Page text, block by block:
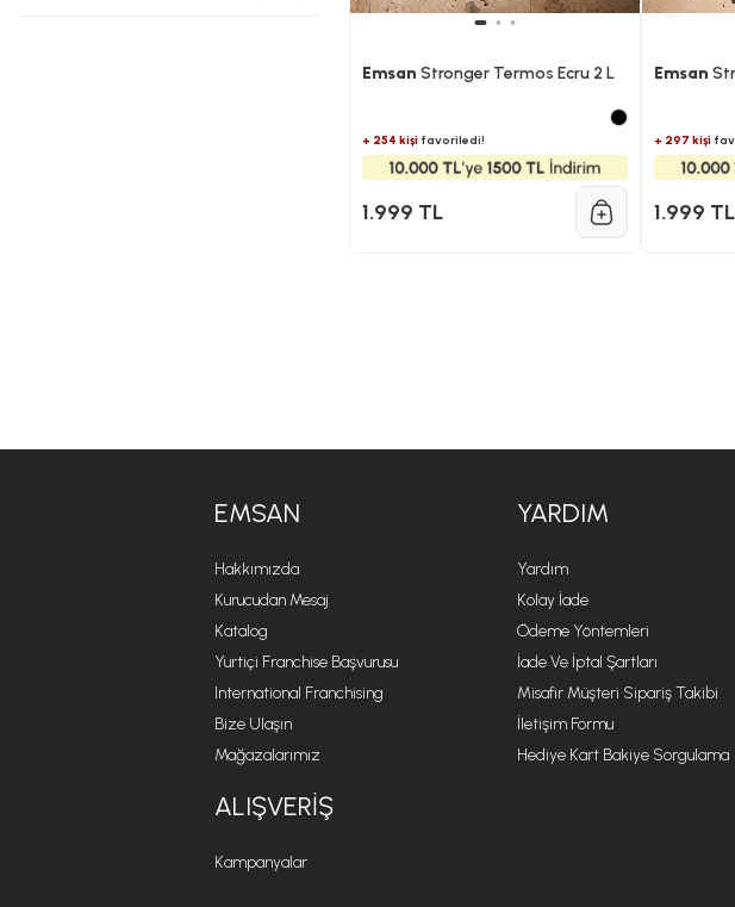
Emsan Stronger Termos Ecru 2 L
+ 254 kişifavoriledi!
1.999 TL
Emsan
+ 297 kişi
1.999 TL
EMSAN
Hakkımızda
Kurucudan Mesaj
Katalog
Yurtiçi Franchise Başvurusu
International Franchising
Bize Ulaşın
Mağazalarımız
YARDIM
Yardım
Kolay İade
Ödeme Yöntemleri
İade Ve İptal Şartları
Misafir Müşteri Sipariş Takibi
İletişim Formu
Hediye Kart Bakiye Sorgulama
ALIŞVERIŞ
Kampanyalar